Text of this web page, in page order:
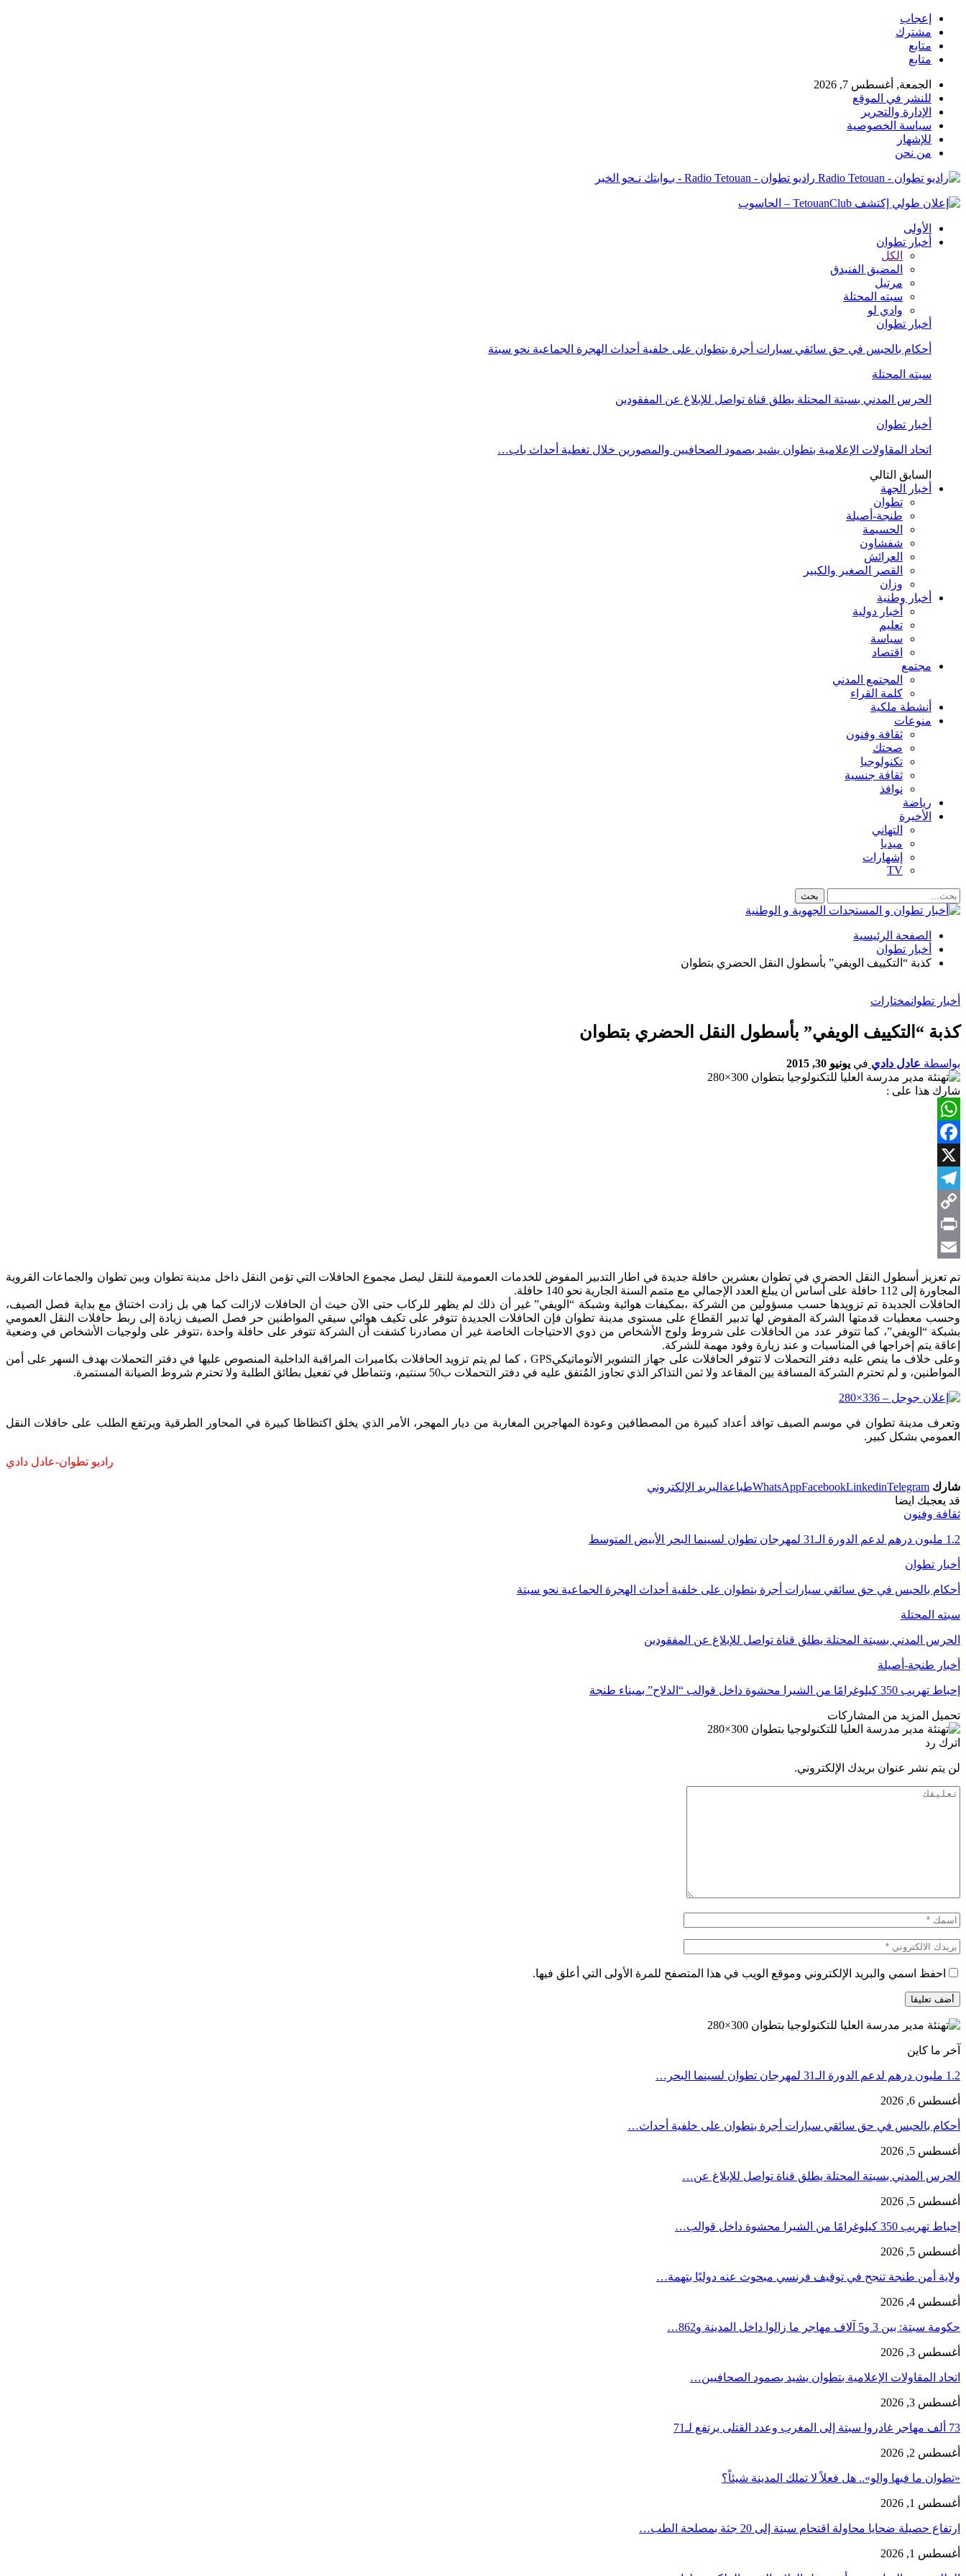
إعجاب
مشترك
متابع
متابع
الجمعة, أغسطس 7, 2026
للنشر في الموقع
الإدارة والتحرير
سياسة الخصوصية
للإشهار
من نحن
راديو تطوان - Radio Tetouan - بـوابتك نـحو الخبر
الأولى
أخبار تطوان
الكل
المضيق الفنيدق
مرتيل
سبته المحتلة
وادي لو
أخبار تطوان
أحكام بالحبس في حق سائقي سيارات أجرة بتطوان على خلفية أحداث الهجرة الجماعية نحو سبتة
سبته المحتلة
الحرس المدني بسبتة المحتلة يطلق قناة تواصل للإبلاغ عن المفقودين
أخبار تطوان
اتحاد المقاولات الإعلامية بتطوان يشيد بصمود الصحافيين والمصورين خلال تغطية أحداث باب…
السابق التالي
أخبار الجهة
تطوان
طنجة-أصيلة
الحسيمة
شفشاون
العرائش
القصر الصغير والكبير
وزان
أخبار وطنية
أخبار دولية
تعليم
سياسة
اقتصاد
مجتمع
المجتمع المدني
كلمة القراء
أنشطة ملكية
منوعات
ثقافة وفنون
صحتك
تكنولوجيا
ثقافة جنسية
نوافذ
رياضة
الأخيرة
التهاني
ميديا
إشهارات
TV
الصفحة الرئيسية
أخبار تطوان
كذبة “التكييف الويفي” بأسطول النقل الحضري بتطوان
أخبار تطوانمختارات
كذبة “التكييف الويفي” بأسطول النقل الحضري بتطوان
بواسطة عادل دادي في يونيو 30, 2015
شارك هذا على :
WhatsApp
Facebook
X
Telegram
Copy
Link
Print
تم تعزيز أسطول النقل الحضري في تطوان بعشرين حافلة جديدة في اطار التدبير المفوض للخدمات العمومية للنقل ليصل مجموع الحافلات التي تؤمن النقل داخل مدينة تطوان وبين تطوان والجماعات القروية
المجاورة إلى 112 حافلة على أساس أن يبلغ العدد الإجمالي مع متمم السنة الجارية نحو 140 حافلة.
الحافلات الجديدة تم تزويدها حسب مسؤولين من الشركة ،بمكيفات هوائية وشبكة “الويفي” غير أن ذلك لم يظهر للركاب حتى الآن حيث أن الحافلات لازالت كما هي بل زادت اختناق مع بداية فصل الصيف،
وحسب معطيات قدمتها الشركة المفوض لها تدبير القطاع على مستوى مدينة تطوان فإن الحافلات الجديدة تتوفر على تكيف هوائي سيقي المواطنين حر فصل الصيف زيادة إلى ربط حافلات النقل العمومي
بشبكة “الويفي”، كما تتوفر عدد من الحافلات على شروط ولوج الأشخاص من ذوي الاحتياجات الخاصة غير أن مصادرنا كشفت أن الشركة تتوفر على حافلة واحدة ،تتوفر على ولوجيات الأشخاص في وضعية
إعاقة يتم إخراجها في المناسبات و عند زيارة وفود مهمة للشركة.
وعلى خلاف ما ينص عليه دفتر التحملات لا تتوفر الحافلات على جهاز التشوير الأتوماتيكيGPS ، كما لم يتم تزويد الحافلات بكاميرات المراقبة الداخلية المنصوص عليها في دفتر التحملات بهدف السهر على أمن
المواطنين، و لم تحترم الشركة المسافة بين المقاعد ولا ثمن التذاكر الذي تجاوز المُتفق عليه في دفتر التحملات ب50 سنتيم، وتتماطل في تفعيل بطائق الطلبة ولا تحترم شروط الصيانة المستمرة.
وتعرف مدينة تطوان في موسم الصيف توافد أعداد كبيرة من المصطافين وعودة المهاجرين المغاربة من ديار المهجر، الأمر الذي يخلق اكتظاظا كبيرة في المحاور الطرقية ويرتفع الطلب على حافلات النقل
العمومي بشكل كبير.
راديو تطوان-عادل دادي
شارك WhatsAppFacebookLinkedinTelegram طباعة البريد الإلكتروني
قد يعجبك ايضا
ثقافة وفنون
1.2 مليون درهم لدعم الدورة الـ31 لمهرجان تطوان لسينما البحر الأبيض المتوسط
أخبار تطوان
أحكام بالحبس في حق سائقي سيارات أجرة بتطوان على خلفية أحداث الهجرة الجماعية نحو سبتة
سبته المحتلة
الحرس المدني بسبتة المحتلة يطلق قناة تواصل للإبلاغ عن المفقودين
أخبار طنجة-أصيلة
إحباط تهريب 350 كيلوغرامًا من الشيرا محشوة داخل قوالب “الدلاح” بميناء طنجة
تحميل المزيد من المشاركات
اترك رد
لن يتم نشر عنوان بريدك الإلكتروني.
احفظ اسمي والبريد الإلكتروني وموقع الويب في هذا المتصفح للمرة الأولى التي أعلق فيها.
آخر ما كاين
1.2 مليون درهم لدعم الدورة الـ31 لمهرجان تطوان لسينما البحر…
أغسطس 6, 2026
أحكام بالحبس في حق سائقي سيارات أجرة بتطوان على خلفية أحداث…
أغسطس 5, 2026
الحرس المدني بسبتة المحتلة يطلق قناة تواصل للإبلاغ عن…
أغسطس 5, 2026
إحباط تهريب 350 كيلوغرامًا من الشيرا محشوة داخل قوالب…
أغسطس 5, 2026
ولاية أمن طنجة تنجح في توقيف فرنسي مبحوث عنه دوليًا بتهمة…
أغسطس 4, 2026
حكومة سبتة: بين 3 و5 آلاف مهاجر ما زالوا داخل المدينة و862…
أغسطس 3, 2026
اتحاد المقاولات الإعلامية بتطوان يشيد بصمود الصحافيين…
أغسطس 3, 2026
73 ألف مهاجر غادروا سبتة إلى المغرب وعدد القتلى يرتفع لـ71
أغسطس 2, 2026
«تطوان ما فيها والو».. هل فعلاً لا تملك المدينة شيئاً؟
أغسطس 1, 2026
ارتفاع حصيلة ضحايا محاولة اقتحام سبتة إلى 20 جثة بمصلحة الطب…
أغسطس 1, 2026